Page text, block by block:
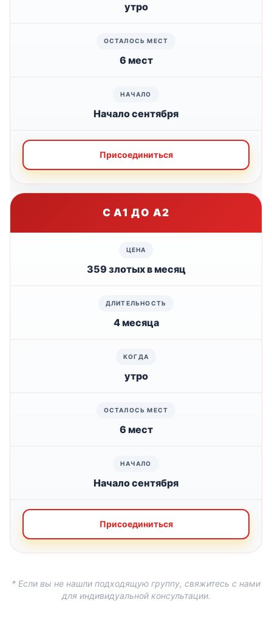
утро
6 мест
Начало сентября
Присоединиться
С A1 ДО A2
359 злотых в месяц
4 месяца
утро
6 мест
Начало сентября
Присоединиться
* Если вы не нашли подходящую группу, свяжитесь с нами
для индивидуальной консультации.